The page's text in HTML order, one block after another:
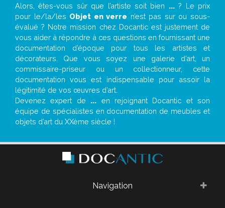
Alors, êtes-vous sûr que l’artiste soit bien ...? Le prix
pour le/la/les Objet en verre n’est pas sur ou sous-
évalué ? Notre mission chez Docantic est justement de
vous aider à répondre à ces questions en fournissant une
documentation d’époque pour tous les artistes et
décorateurs. Que vous soyez une galerie d’art, un
commissaire-priseur ou un collectionneur, cette
documentation vous est indispensable pour assoir la
légitimité de vos œuvres d’art.
Devenez expert de ... en rejoignant Docantic et son
équipe de spécialistes en documentation de meubles et
objets d’art du XXème siècle !
Navigation